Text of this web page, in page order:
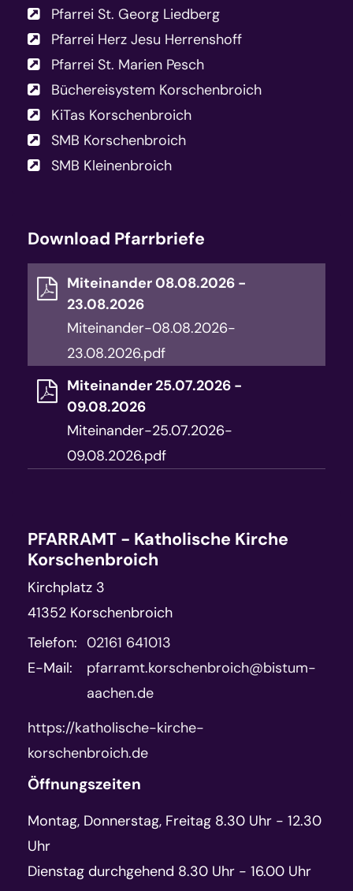
Pfarrei St. Georg Liedberg
Pfarrei Herz Jesu Herrenshoff
Pfarrei St. Marien Pesch
Büchereisystem Korschenbroich
KiTas Korschenbroich
SMB Korschenbroich
SMB Kleinenbroich
Download Pfarrbriefe
Miteinander 08.08.2026 -
23.08.2026
Miteinander-08.08.2026-
23.08.2026.pdf
Miteinander 25.07.2026 -
09.08.2026
Miteinander-25.07.2026-
09.08.2026.pdf
PFARRAMT - Katholische Kirche
Korschenbroich
Kirchplatz 3
41352 Korschenbroich
Telefon: 02161 641013
E-Mail:
pfarramt.korschenbroich@bistum-
aachen.de
https://katholische-kirche-
korschenbroich.de
Öffnungszeiten
Montag, Donnerstag, Freitag 8.30 Uhr - 12.30
Uhr
Dienstag durchgehend 8.30 Uhr - 16.00 Uhr